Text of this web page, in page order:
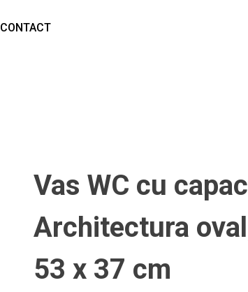
CONTACT
Vas WC cu
Architectura
53 x 37 cm